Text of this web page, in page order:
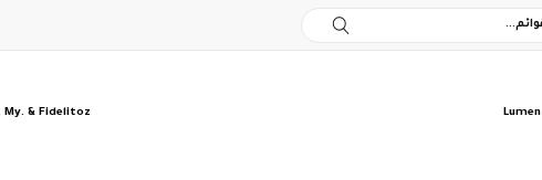
Lumen
My. & Fidelitoz